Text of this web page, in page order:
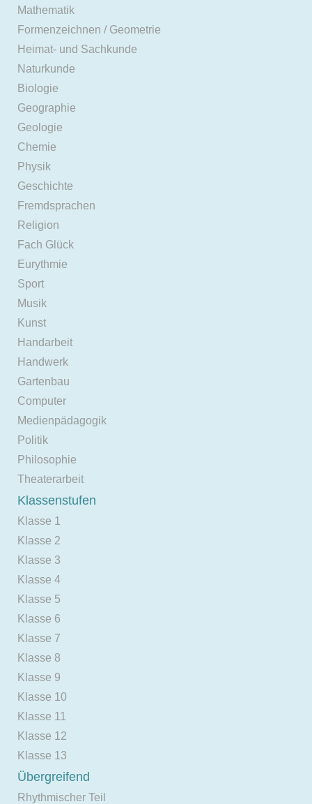
Mathematik
Formenzeichnen / Geometrie
Heimat- und Sachkunde
Naturkunde
Biologie
Geographie
Geologie
Chemie
Physik
Geschichte
Fremdsprachen
Religion
Fach Glück
Eurythmie
Sport
Musik
Kunst
Handarbeit
Handwerk
Gartenbau
Computer
Medienpädagogik
Politik
Philosophie
Theaterarbeit
Klassenstufen
Klasse 1
Klasse 2
Klasse 3
Klasse 4
Klasse 5
Klasse 6
Klasse 7
Klasse 8
Klasse 9
Klasse 10
Klasse 11
Klasse 12
Klasse 13
Übergreifend
Rhythmischer Teil